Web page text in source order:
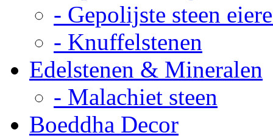
- Gepolijste steen
- Knuffelstenen
Edelstenen & Mineralen
- Malachiet steen
Boeddha Decor